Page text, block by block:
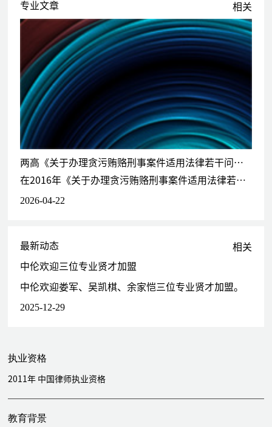
专业文章 相关
两高《关于办理贪污贿赂刑事案件适用法律若干问题的解释（二）》解读：带你看懂非国家工作人员受贿罪、职务侵占罪、挪用资金罪等新规
在2016年《关于办理贪污贿赂刑事案件适用法律若干问题的解释》的基础上，针对司法实践新情况，最高人民法院、最高人民检察院联合发布新规，进一步完善了腐败犯罪相关规定，本文将对新规进行整体解读。
2026-04-22
最新动态 相关
中伦欢迎三位专业贤才加盟
中伦欢迎娄军、吴凯棋、余家恺三位专业贤才加盟。
2025-12-29
执业资格
2011年 中国律师执业资格
教育背景